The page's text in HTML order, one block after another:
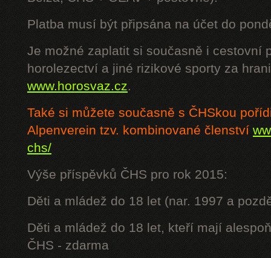
Platba musí být připsána na účet do
Je možné zaplatit si současně i cestovní
horolezectví a jiné rizikové sporty za
www.horosvaz.cz.
Také si můžete současně s ČHSkou
Alpenverein tzv. kombinované členství
chs/
Výše příspěvků ČHS pro rok 2015:
Děti a mládež do 18 let (nar. 1997 a
Děti a mládež do 18 let, kteří mají
ČHS - zdarma